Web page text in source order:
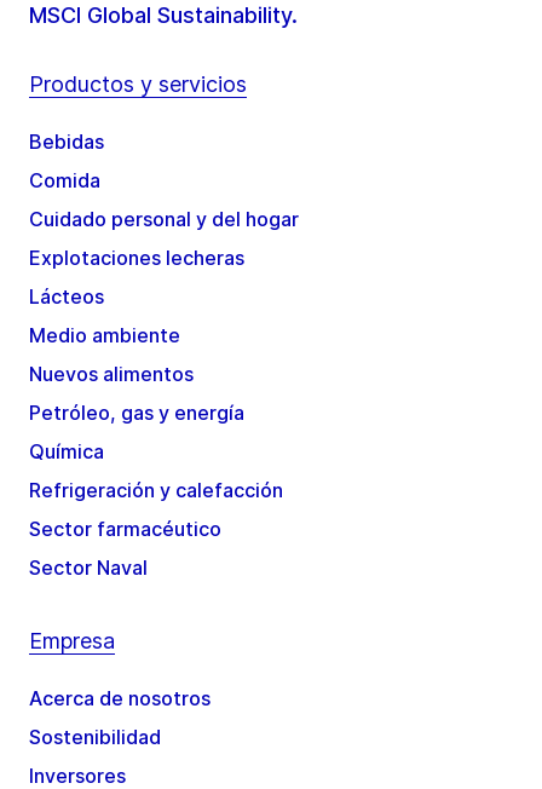
MSCI Global Sustainability.
Productos y servicios
Bebidas
Comida
Cuidado personal y del hogar
Explotaciones lecheras
Lácteos
Medio ambiente
Nuevos alimentos
Petróleo, gas y energía
Química
Refrigeración y calefacción
Sector farmacéutico
Sector Naval
Empresa
Acerca de nosotros
Sostenibilidad
Inversores